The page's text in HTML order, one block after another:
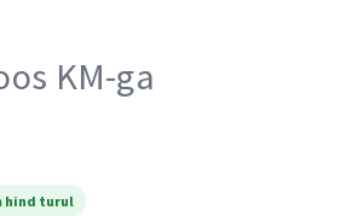
KM-ga
hind turul